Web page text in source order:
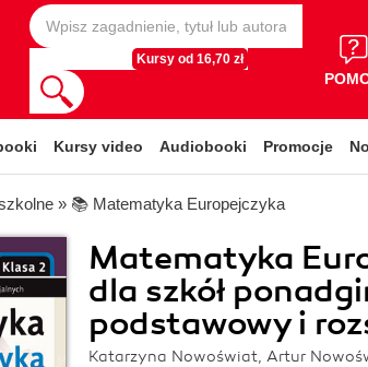
Kursy od 16,70 zł
Kursy video Audiobooki Promocje
» 📚 Matematyka Europejczyka
Matematyka
dla szkół
podstawowy i
Katarzyna Nowoświat, Artur